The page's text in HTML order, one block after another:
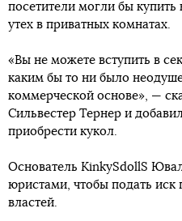
посетители могли бы купить
утех в приватных комнатах.
«Вы не можете вступить в
каким бы то ни было
коммерческой основе», —
Сильвестер Тернер и
приобрести кукол.
Основатель KinkySdollS
юристами, чтобы подать иск
властей.